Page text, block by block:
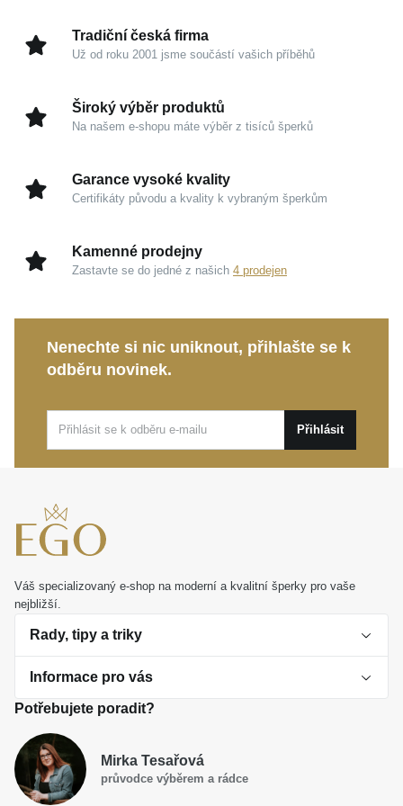
Kouzlo v detailech
který vyniká hřejivým zlatavým odstínem,
přináší spolehlivost a výjimečný komfort pro
Nadčasová elegance:
nosit řetízek samostatně jako jemný detail, nebo v
představuje dokonalou volbu pro oživení vašeho
denního outfitu i promyšlený dárek pro někoho
Tradiční česká firma
Už od roku 2001 jsme součástí vašich příběhů
Široký výběr produktů
Na našem e-shopu máte výběr z tisíců šperků
Garance vysoké kvality
Certifikáty původu a kvality k vybraným šperkům
Kamenné prodejny
Zastavte se do jedné z našich 4 prodejen
Nenechte si nic uniknout, přihlašte se k
odběru novinek.
Přihlásit
Váš specializovaný e-shop na moderní a kvalitní šperky pro vaše
nejbližší.
Rady, tipy a triky
O perlách
Jak vybrat perlový šperk
Dárková inspirace
Smaltované a korálkové šperky jako trend
Informace pro vás
Obchodní podmínky
Reklamační řád
Potřebujete poradit?
Mirka Tesařová
průvodce výběrem a rádce